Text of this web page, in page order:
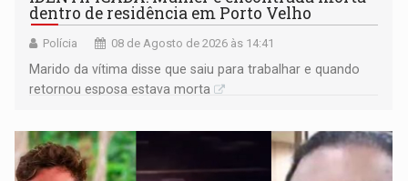
dentro de residência em Porto Velho
Polícia 08 de Agosto de 2026 às 14:41
Marido da vítima disse que saiu para trabalhar e quando
retornou esposa estava morta